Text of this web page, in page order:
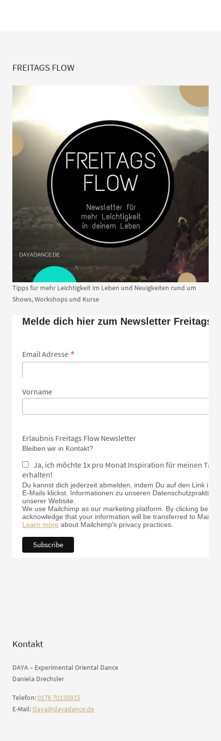
FREITAGS FLOW
Tipps für mehr Leichtigkeit im Leben und Neuigkeiten rund um
Shows, Workshops und Kurse
Melde dich hier zum Newsletter Freitags
Email Adresse *
Vorname
Erlaubnis Freitags Flow Newsletter
Bleiben wir in Kontakt?
Ja, ich möchte 1x pro Monat Inspiration für meinen
erhalten!
Du kannst dich jederzeit abmelden, indem Du auf den Link in
E-Mails klickst. Informationen zu unseren
unserer Website.
We use Mailchimp as our marketing platform. By clicking
acknowledge that your information will be transferred to
Learn more about Mailchimp's privacy practices.
Kontakt
DAYA – Experimental Oriental Dance
Daniela Drechsler
Telefon:0176 70150915
E-Mail: Daya@dayadance.de